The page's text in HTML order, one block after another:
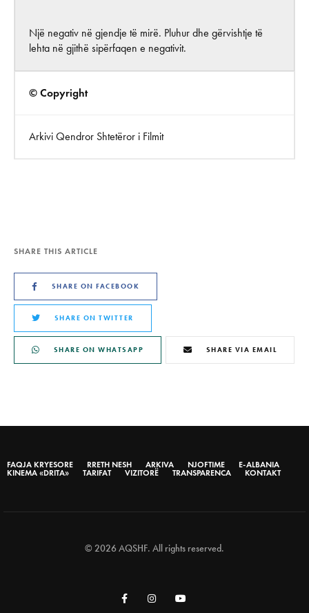
Një negativ në gjendje të mirë. Pluhur dhe gërvishtje të
lehta në gjithë sipërfaqen e negativit.
© Copyright
Arkivi Qendror Shtetëror i Filmit
SHARE THIS ARTICLE
SHARE ON FACEBOOK
SHARE ON TWITTER
SHARE ON WHATSAPP SHARE VIA EMAIL
FAQJA KRYESORE RRETH NESH ARKIVA NJOFTIME
E-ALBANIA
KINEMA «DRITA»
TARIFAT VIZITORË TRANSPARENCA KONTAKT
© 2026 AQSHF. All rights reserved.